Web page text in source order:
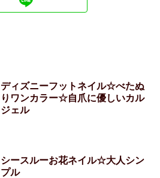
ディズニーフットネイル☆べたぬ
りワンカラー☆自爪に優しいカル
ジェル
シースルーお花ネイル☆大人シン
プル